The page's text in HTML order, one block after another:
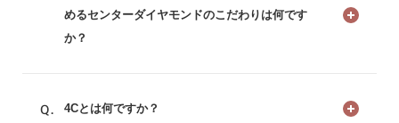
めるセンターダイヤモンドのこだわりは何です
か？
4Cとは何ですか？